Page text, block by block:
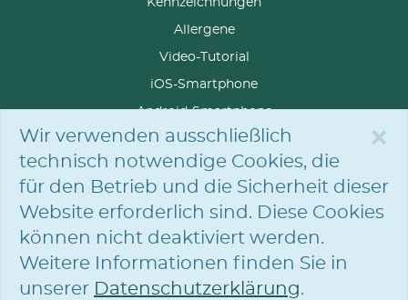
×
Wir verwenden ausschließlich
technisch notwendige Cookies, die
für den Betrieb und die Sicherheit dieser
Website erforderlich sind. Diese Cookies
können nicht deaktiviert werden.
Weitere Informationen finden Sie in
unserer Datenschutzerklärung.
Kennzeichnungen
Allergene
Video-Tutorial
iOS-Smartphone
Android-Smartphone
SPRACHE
AUSWÄHLEN
© Hofmann Menü-Manufaktur GmbH